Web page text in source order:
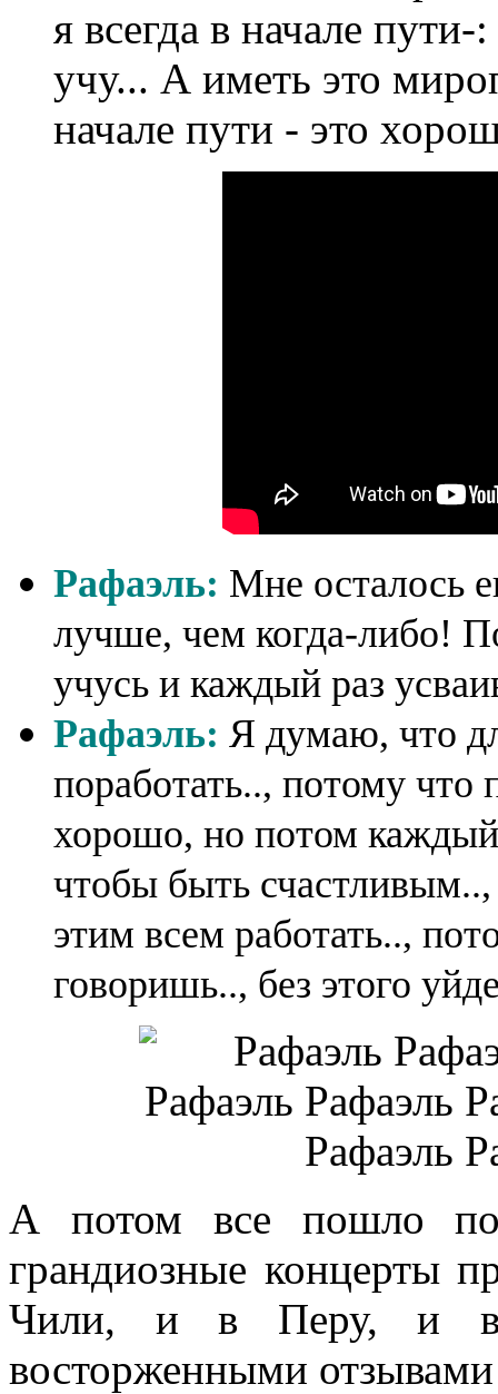
я всегда в начале
учу... А иметь это
начале пути - это
Рафаэль: Мне осталось
лучше, чем когда-либо!
учусь и каждый раз
Рафаэль: Я думаю, что
поработать.., потому что
хорошо, но потом каждый
чтобы быть
этим всем работать..,
говоришь.., без этого
А потом все пошло по
грандиозные концерты
Чили, и в Перу, и в
восторженными